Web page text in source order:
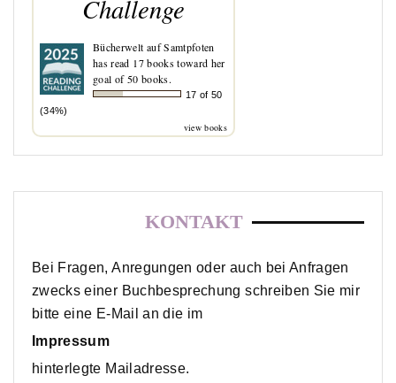
Challenge
Bücherwelt auf Samtpfoten
has read 17 books toward her
goal of 50 books.
17 of 50
(34%)
view books
KONTAKT
Bei Fragen, Anregungen oder auch bei Anfragen
zwecks einer Buchbesprechung schreiben Sie mir
bitte eine E-Mail an die im
Impressum
hinterlegte Mailadresse.